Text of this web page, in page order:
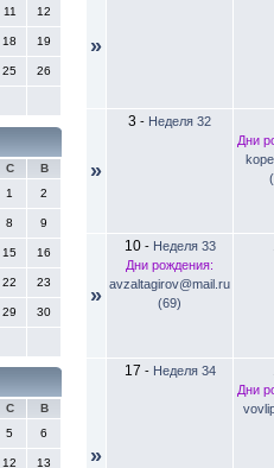
11 12
18 19
25 26
С
В
1
2
8 9
15 16
22 23
29 30
С
В
5 6
12 13
»
»
3 - Неделя 32
Дни
»
10- Неделя 33
Дни рождения:
avzaltagirov@mail.ru
(69)
»
17 - Неделя 34
Дни